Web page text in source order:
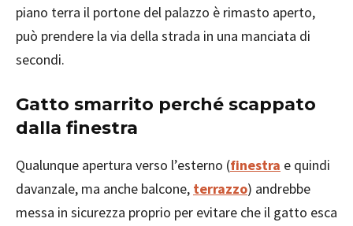
piano terra il portone del palazzo è rimasto aperto,
può prendere la via della strada in una manciata di
secondi.
Gatto smarrito perché scappato
dalla finestra
Qualunque apertura verso l’esterno (finestra e quindi
davanzale, ma anche balcone, terrazzo) andrebbe
messa in sicurezza proprio per evitare che il gatto esca